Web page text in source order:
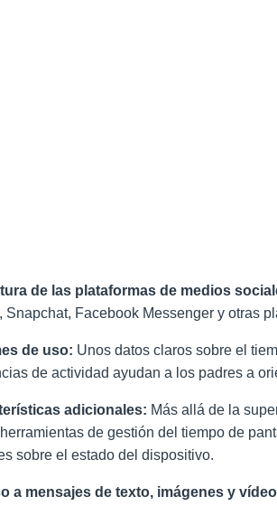
de las plataformas de medios
Snapchat, Facebook Messenger y otras
de uso: Unos datos claros sobre el
de actividad ayudan a los padres a
adicionales: Más allá de la
de gestión del tiempo de
sobre el estado del dispositivo.
a mensajes de texto, imágenes y